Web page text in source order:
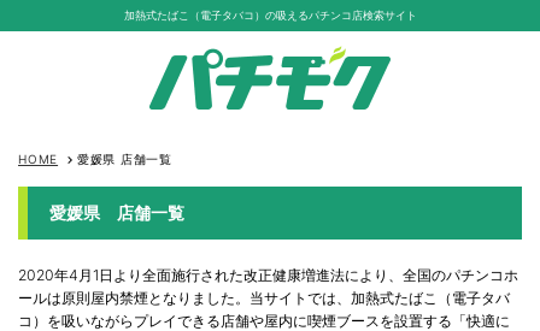
加熱式たばこ（電子タバコ）の吸えるパチンコ店検索サイト
HOME keyboard_arrow_right 愛媛県 店舗一覧
愛媛県 店舗一覧
2020年4月1日より全面施行された改正健康増進法により、全国のパチンコホ
ールは原則屋内禁煙となりました。当サイトでは、加熱式たばこ（電子タバ
コ）を吸いながらプレイできる店舗や屋内に喫煙ブースを設置する「快適に